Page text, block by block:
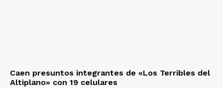
Caen presuntos integrantes de «Los Terribles del
Altiplano» con 19 celulares